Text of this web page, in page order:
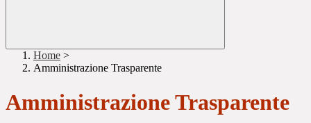
Home >
Amministrazione Trasparente
Amministrazione Trasparente